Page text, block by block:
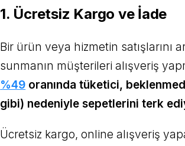
1. Ücretsiz Kargo ve İade
Bir ürün veya hizmetin satışlarını
sunmanın müşterileri alışveriş
%49 oranında tüketici,
gibi) nedeniyle sepetlerini terk
Ücretsiz kargo, online alışveriş